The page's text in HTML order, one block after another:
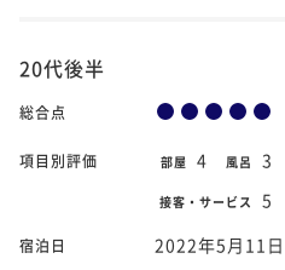
20代後半
総合点
項目別評価 部屋 4 風呂 3
接客・サービス 5
宿泊日 2022年5月11日